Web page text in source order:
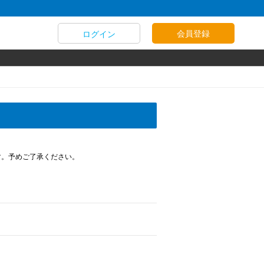
ログイン 会員登録
予めご了承ください。